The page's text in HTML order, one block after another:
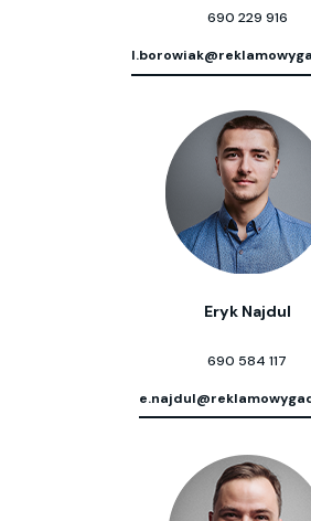
690 229 916
Eryk Najdul
690 584 117